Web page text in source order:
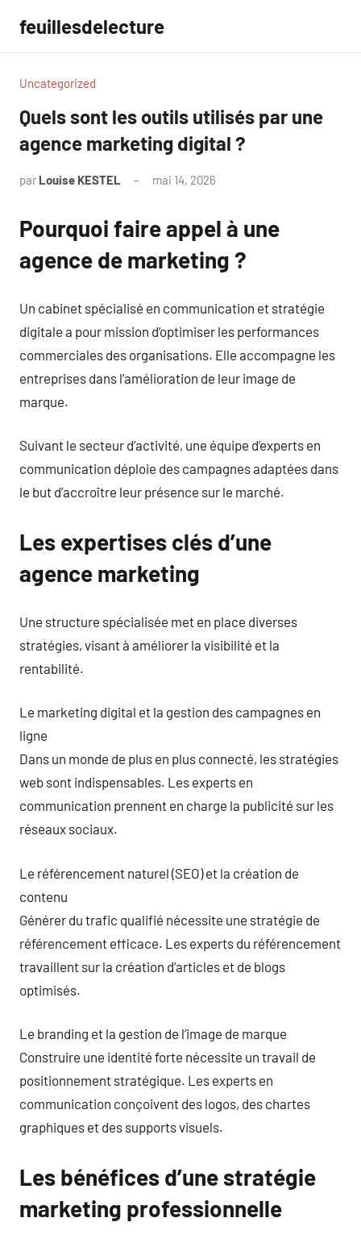
contenu
feuillesdelecture
Uncategorized
Quels sont les outils utilisés par une
agence marketing digital ?
par Louise KESTEL mai 14, 2026
Pourquoi faire appel à une
agence de marketing ?
Un cabinet spécialisé en communication et stratégie
digitale a pour mission d’optimiser les performances
commerciales des organisations. Elle accompagne les
entreprises dans l’amélioration de leur image de
marque.
Suivant le secteur d’activité, une équipe d’experts en
communication déploie des campagnes adaptées dans
le but d’accroître leur présence sur le marché.
Les expertises clés d’une
agence marketing
Une structure spécialisée met en place diverses
stratégies, visant à améliorer la visibilité et la
rentabilité.
Le marketing digital et la gestion des campagnes en
ligne
Dans un monde de plus en plus connecté, les stratégies
web sont indispensables. Les experts en
communication prennent en charge la publicité sur les
réseaux sociaux.
Le référencement naturel (SEO) et la création de
contenu
Générer du trafic qualifié nécessite une stratégie de
référencement efficace. Les experts du référencement
travaillent sur la création d’articles et de blogs
optimisés.
Le branding et la gestion de l’image de marque
Construire une identité forte nécessite un travail de
positionnement stratégique. Les experts en
communication conçoivent des logos, des chartes
graphiques et des supports visuels.
Les bénéfices d’une stratégie
marketing professionnelle